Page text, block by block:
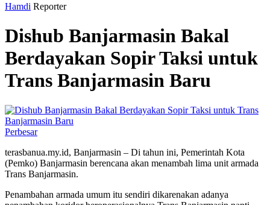
Hamdi Reporter
Dishub Banjarmasin Bakal
Berdayakan Sopir Taksi untuk
Trans Banjarmasin Baru
Perbesar
terasbanua.my.id, Banjarmasin – Di tahun ini, Pemerintah Kota
(Pemko) Banjarmasin berencana akan menambah lima unit armada
Trans Banjarmasin.
Penambahan armada umum itu sendiri dikarenakan adanya